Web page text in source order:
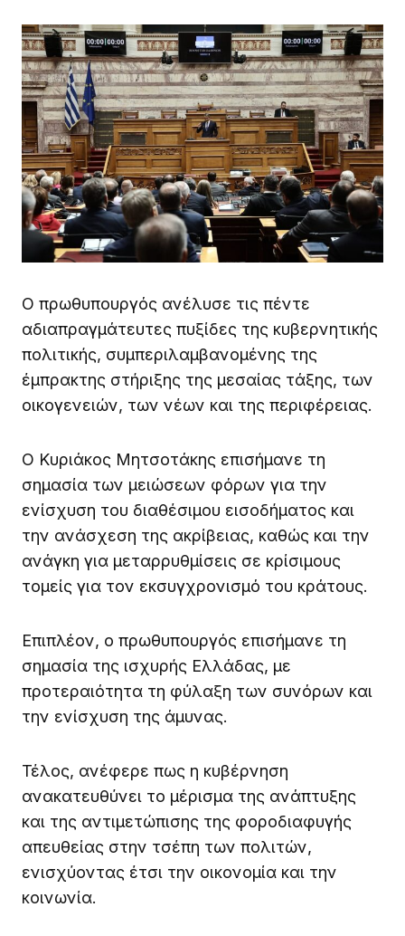
Ο πρωθυπουργός ανέλυσε τις πέντε
αδιαπραγμάτευτες πυξίδες της κυβερνητικής
πολιτικής, συμπεριλαμβανομένης της
έμπρακτης στήριξης της μεσαίας τάξης, των
οικογενειών, των νέων και της περιφέρειας.
Ο Κυριάκος Μητσοτάκης επισήμανε τη
σημασία των μειώσεων φόρων για την
ενίσχυση του διαθέσιμου εισοδήματος και
την ανάσχεση της ακρίβειας, καθώς και την
ανάγκη για μεταρρυθμίσεις σε κρίσιμους
τομείς για τον εκσυγχρονισμό του κράτους.
Επιπλέον, ο πρωθυπουργός επισήμανε τη
σημασία της ισχυρής Ελλάδας, με
προτεραιότητα τη φύλαξη των συνόρων και
την ενίσχυση της άμυνας.
Τέλος, ανέφερε πως η κυβέρνηση
ανακατευθύνει το μέρισμα της ανάπτυξης
και της αντιμετώπισης της φοροδιαφυγής
απευθείας στην τσέπη των πολιτών,
ενισχύοντας έτσι την οικονομία και την
κοινωνία.